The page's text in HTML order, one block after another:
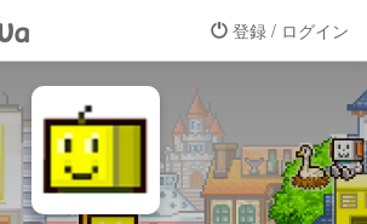
登録 / ログイン